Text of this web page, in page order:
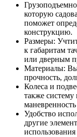
которую
поможет
конструкцию.
Размеры:
к габаритам
или дверным
Материалы:
прочность,
Колеса и
также систему
Удобство
другие